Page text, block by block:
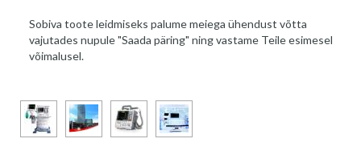
Sobiva toote leidmiseks palume meiega ühendust võtta
vajutades nupule "Saada päring" ning vastame Teile esimesel
võimalusel.